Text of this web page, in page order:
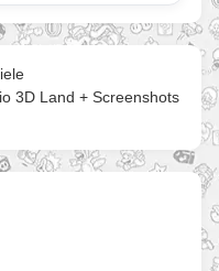
3D Land + Screenshots